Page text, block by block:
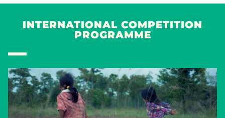
INTERNATIONAL COMPETITION
PROGRAMME